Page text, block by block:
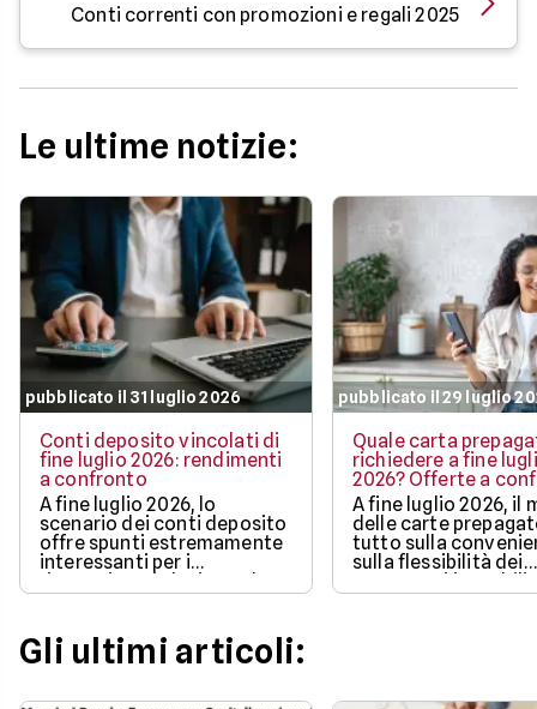
Conti correnti con promozioni e regali 2025
Le ultime notizie:
pubblicato il 31 luglio 2026
Conti deposito vincolati di
fine luglio 2026: rendimenti
a confronto
A fine luglio 2026, lo
scenario dei conti deposito
offre spunti estremamente
interessanti per i
risparmiatori che intendono
proteggere l'efficacia dei
pubblicato il 29 luglio
Quale carta
richiedere a fine
2026? Offerte a
A fine luglio 2026, il
delle carte
tutto sulla
sulla flessibilità dei
pagamenti in
bonus di benvenuto
Gli ultimi articoli: